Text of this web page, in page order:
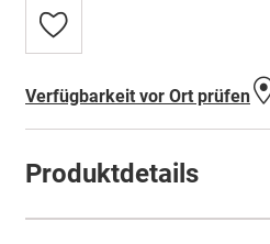
Zur
Wunschliste
Verfügbarkeit vor Ort prüfen
Produktdetails